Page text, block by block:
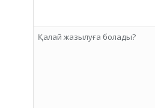
Қалай жазылуға болады?